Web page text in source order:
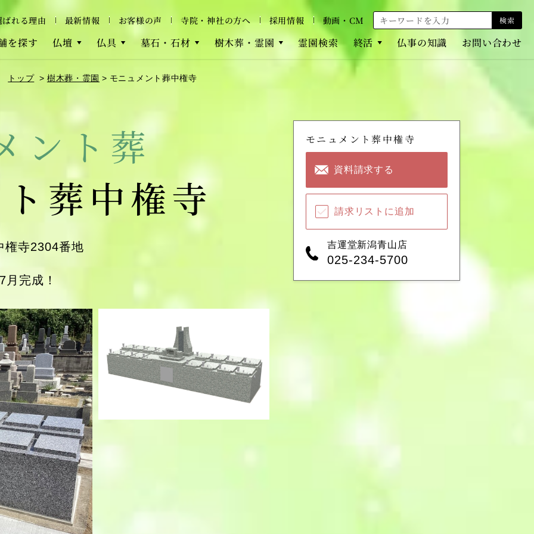
を探す 仏壇 仏具 墓石・石材 樹木葬・霊園 霊園検索 終活 仏事の知識 お問い合わせ
ばれる理由 最新情報 お客様の声 寺院・神社の方へ 採用情報 動画・CM 検索
トップ 樹木葬・霊園 モニュメント葬中権寺
ント葬
葬中権寺
権寺2304番地
完成！
モニュメント葬中権寺
資料請求する
請求リストに追加
吉運堂新潟青山店
025-234-5700